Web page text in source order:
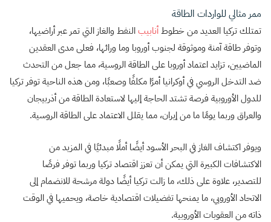
ممر مثالي للواردات الطاقة
تمتلك تركيا العديد من خطوطأنابيبالنفط والغاز التي تمر عبر أراضيها،
وتوفر طاقة آمنة وموثوقة لجنوب أوروبا وما ورائها، فعلى مدى العقدين
الماضيين، تزايد اعتماد أوروبا على الطاقة الروسية، مما جعل من التحدث
ضد التدخل الروسي في أوكرانيا أمرًا مكلفًا وصعبًا، ومن هذه الناحية توفر تركيا
للدول الأوروبية فرصة تشتد الحاجة إليها لاستعادة الطاقة من أذربيجان
والعراق وربما يومًا ما من إيران، مما يقلل الاعتماد على الطاقة الروسية.
ويوفر اكتشاف الغاز في البحر الأسود أيضًا أملًا مبدئيًا في المزيد من
الاكتشافات الكبيرة التي يمكن أن تعزز اقتصاد تركيا وربما توفر فرصًا
للتصدير، علاوة على ذلك، ما زالت تركيا أيضًا دولة مرشحة للانضمام إلى
الاتحاد الأوروبي، ما يمنحها تفضيلات اقتصادية خاصة، ويحميها في الوقت
ذاته من العقوبات الأوروبية.